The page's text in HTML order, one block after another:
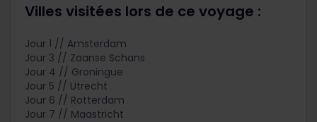
Villes visitées lors de ce voyage :
Jour 1 // Amsterdam
Jour 3 // Zaanse Schans
Jour 4 // Groningue
Jour 5 // Utrecht
Jour 6 // Rotterdam
Jour 7 // Maastricht